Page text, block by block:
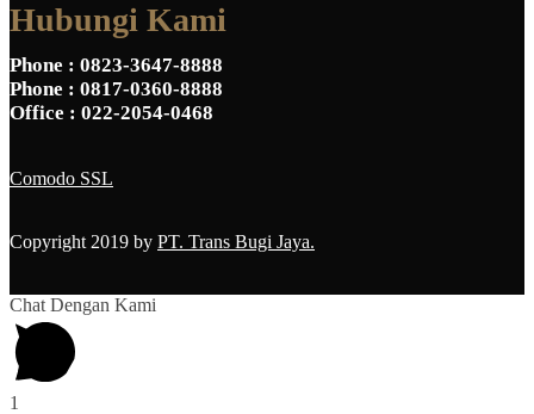
Hubungi Kami
Phone : 0823-3647-8888
Phone : 0817-0360-8888
Office : 022-2054-0468
Comodo SSL
Copyright 2019 by PT. Trans Bugi Jaya.
Chat Dengan Kami
1